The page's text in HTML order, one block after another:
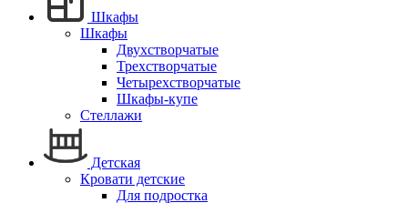
Шкафы
Шкафы
Двухстворчатые
Трехстворчатые
Четырехстворчатые
Шкафы-купе
Стеллажи
Детская
Кровати детские
Для подростка